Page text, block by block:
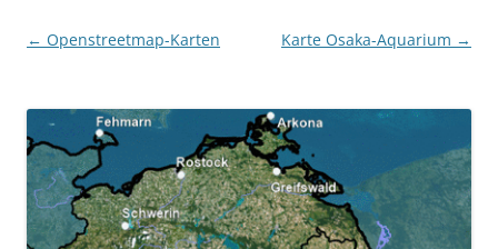
Beitragsnavigation
← Openstreetmap-Karten Karte Osaka-Aquarium →